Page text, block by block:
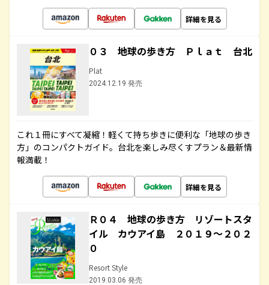
詳細を見る
０３ 地球の歩き方 Ｐｌａｔ 台北
Plat
2024.12.19 発売
これ１冊にすべて凝縮！軽くて持ち歩きに便利な「地球の歩き
方」のコンパクトガイド。台北を楽しみ尽くすプラン＆最新情
報満載！
詳細を見る
Ｒ０４ 地球の歩き方 リゾートスタ
イル カウアイ島 ２０１９～２０２
０
Resort Style
2019.03.06 発売